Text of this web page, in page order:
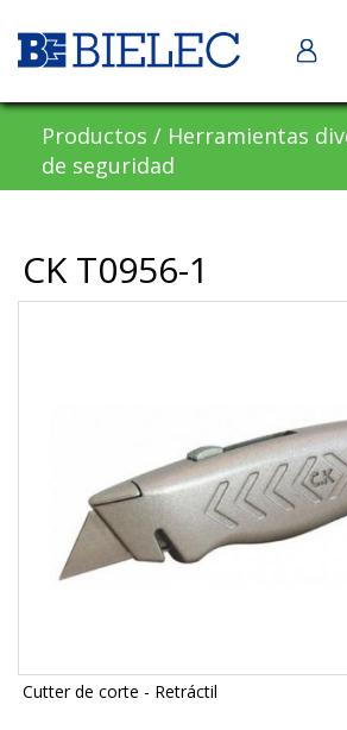
Productos / Herramientas
de seguridad
CK T0956-1
Cutter de corte - Retráctil